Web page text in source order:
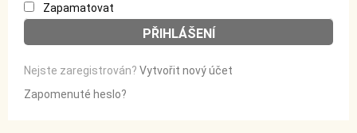
Zapamatovat
Nejste zaregistrován? Vytvořit nový účet
Zapomenuté heslo?